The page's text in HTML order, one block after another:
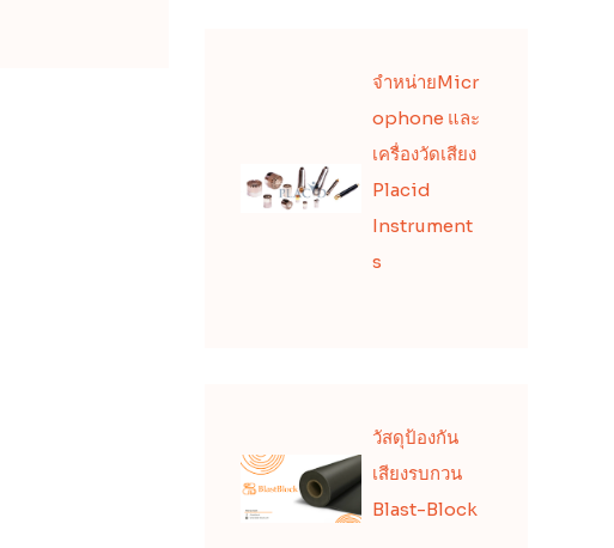
จำหน่ายMicr
ophone และ
เครื่องวัดเสียง
Placid
Instrument
s
วัสดุป้องกัน
เสียงรบกวน
Blast-Block